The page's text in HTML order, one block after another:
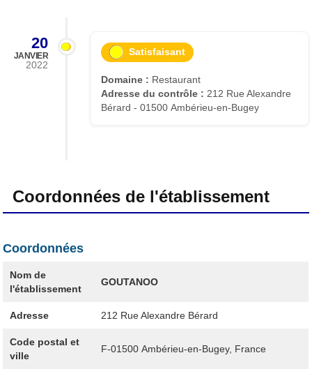
20
JANVIER
2022
Satisfaisant
Domaine : Restaurant
Adresse du contrôle : 212 Rue Alexandre
Bérard - 01500 Ambérieu-en-Bugey
Coordonnées de l'établissement
Coordonnées
Nom de
l'établissement
GOUTANOO
Adresse 212 Rue Alexandre Bérard
Code postal et
ville
F-01500 Ambérieu-en-Bugey, France